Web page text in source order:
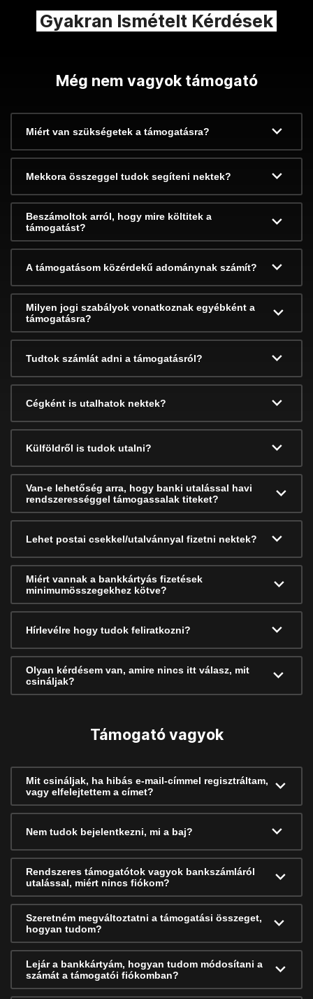
Gyakran Ismételt Kérdések
Még nem vagyok támogató
Miért van szükségetek a támogatásra?
Mekkora összeggel tudok segíteni nektek?
Beszámoltok arról, hogy mire költitek a
támogatást?
A támogatásom közérdekű adománynak számít?
Milyen jogi szabályok vonatkoznak egyébként a
támogatásra?
Tudtok számlát adni a támogatásról?
Cégként is utalhatok nektek?
Külföldről is tudok utalni?
Van-e lehetőség arra, hogy banki utalással havi
rendszerességgel támogassalak titeket?
Lehet postai csekkel/utalvánnyal fizetni nektek?
Miért vannak a bankkártyás fizetések
minimumösszegekhez kötve?
Hírlevélre hogy tudok feliratkozni?
Olyan kérdésem van, amire nincs itt válasz, mit
csináljak?
Támogató vagyok
Mit csináljak, ha hibás e-mail-címmel regisztráltam,
vagy elfelejtettem a címet?
Nem tudok bejelentkezni, mi a baj?
Rendszeres támogatótok vagyok bankszámláról
utalással, miért nincs fiókom?
Szeretném megváltoztatni a támogatási összeget,
hogyan tudom?
Lejár a bankkártyám, hogyan tudom módosítani a
számát a támogatói fiókomban?